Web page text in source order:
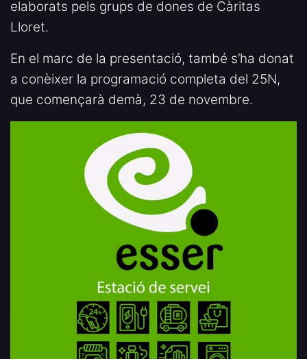
elaborats pels grups de dones de Càritas
Lloret.
En el marc de la presentació, també s’ha donat
a conèixer la programació completa del 25N,
que començarà demà, 23 de novembre.